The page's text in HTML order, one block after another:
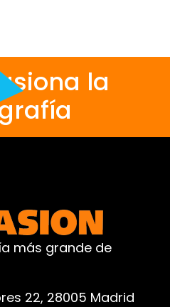
la
más grande de
22, 28005 Madrid